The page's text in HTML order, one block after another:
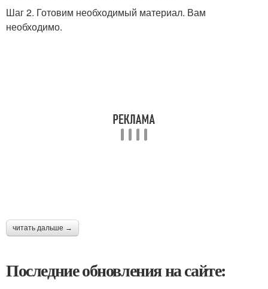
Шаг 2. Готовим необходимый материал. Вам
необходимо.
читать дальше →
Последние обновления на сайте: